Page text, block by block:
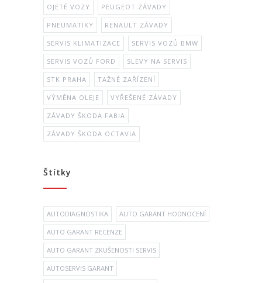
OJETÉ VOZY PEUGEOT ZÁVADY
PNEUMATIKY RENAULT ZÁVADY
SERVIS KLIMATIZACE SERVIS VOZŮ BMW
SERVIS VOZŮ FORD SLEVY NA SERVIS
STK PRAHA TAŽNÉ ZAŘÍZENÍ
VÝMĚNA OLEJE VYŘEŠENÉ ZÁVADY
ZÁVADY ŠKODA FABIA
ZÁVADY ŠKODA OCTAVIA
Štítky
AUTODIAGNOSTIKA AUTO GARANT HODNOCENÍ
AUTO GARANT RECENZE
AUTO GARANT ZKUŠENOSTI SERVIS
AUTOSERVIS GARANT